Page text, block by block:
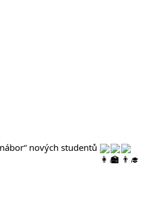
nových studentů